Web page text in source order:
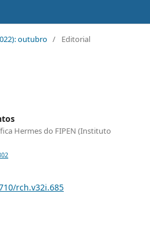
outubro / Editorial
Hermes do FIPEN (Instituto
rch.v32i.685